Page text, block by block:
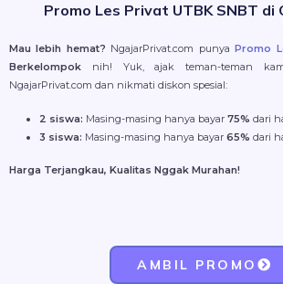
Promo Les Privat UTBK SNBT di
Mau lebih hemat? NgajarPrivat.com punyaPromo
Berkelompok nih! Yuk, ajak teman-teman
NgajarPrivat.com dan nikmati diskon spesial:
2 siswa: Masing-masing hanya bayar 75% dari
3 siswa: Masing-masing hanya bayar 65% dari
Harga Terjangkau, Kualitas Nggak Murahan!
AMBIL PROMO